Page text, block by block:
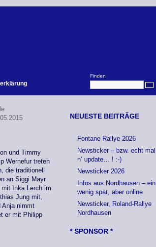
Finden
und Timmy
Wernefur treten
die traditionell
an Siggi Mayr
Inka Lerch im
Jung mit,
Anja nimmt
er mit Philipp
NEUESTE BEITRÄGE
Fontane Rallye 2026
Newsticker – bzw. echt mal
n‘ update… ! :-)
Newsticker 2026
Infos aus Nordhausen – ein
wenig spät, aber online
Newsticker, Roland-Rallye
Nordhausen
* SPONSOR *